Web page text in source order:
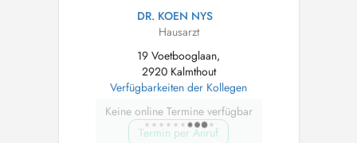
DR. KOEN NYS
Hausarzt
19 Voetbooglaan,
2920 Kalmthout
Verfügbarkeiten der Kollegen
Keine online Termine verfügbar
Termin per Anruf